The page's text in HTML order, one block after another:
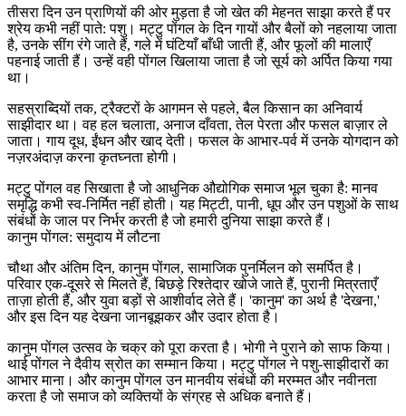
तीसरा दिन उन प्राणियों की ओर मुड़ता है जो खेत की मेहनत साझा करते हैं पर
श्रेय कभी नहीं पाते: पशु। मट्टु पोंगल के दिन गायों और बैलों को नहलाया जाता
है, उनके सींग रंगे जाते हैं, गले में घंटियाँ बाँधी जाती हैं, और फूलों की मालाएँ
पहनाई जाती हैं। उन्हें वही पोंगल खिलाया जाता है जो सूर्य को अर्पित किया गया
था।
सहस्राब्दियों तक, ट्रैक्टरों के आगमन से पहले, बैल किसान का अनिवार्य
साझीदार था। वह हल चलाता, अनाज दाँवता, तेल पेरता और फसल बाज़ार ले
जाता। गाय दूध, ईंधन और खाद देती। फसल के आभार-पर्व में उनके योगदान को
नज़रअंदाज़ करना कृतघ्नता होगी।
मट्टु पोंगल वह सिखाता है जो आधुनिक औद्योगिक समाज भूल चुका है: मानव
समृद्धि कभी स्व-निर्मित नहीं होती। यह मिट्टी, पानी, धूप और उन पशुओं के साथ
संबंधों के जाल पर निर्भर करती है जो हमारी दुनिया साझा करते हैं।
कानुम पोंगल: समुदाय में लौटना
चौथा और अंतिम दिन, कानुम पोंगल, सामाजिक पुनर्मिलन को समर्पित है।
परिवार एक-दूसरे से मिलते हैं, बिछड़े रिश्तेदार खोजे जाते हैं, पुरानी मित्रताएँ
ताज़ा होती हैं, और युवा बड़ों से आशीर्वाद लेते हैं। 'कानुम' का अर्थ है 'देखना,'
और इस दिन यह देखना जानबूझकर और उदार होता है।
कानुम पोंगल उत्सव के चक्र को पूरा करता है। भोगी ने पुराने को साफ किया।
थाई पोंगल ने दैवीय स्रोत का सम्मान किया। मट्टु पोंगल ने पशु-साझीदारों का
आभार माना। और कानुम पोंगल उन मानवीय संबंधों की मरम्मत और नवीनता
करता है जो समाज को व्यक्तियों के संग्रह से अधिक बनाते हैं।